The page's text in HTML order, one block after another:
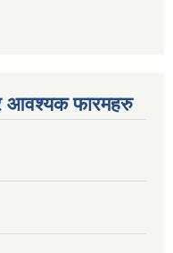
र आवश्यक फारमहरु